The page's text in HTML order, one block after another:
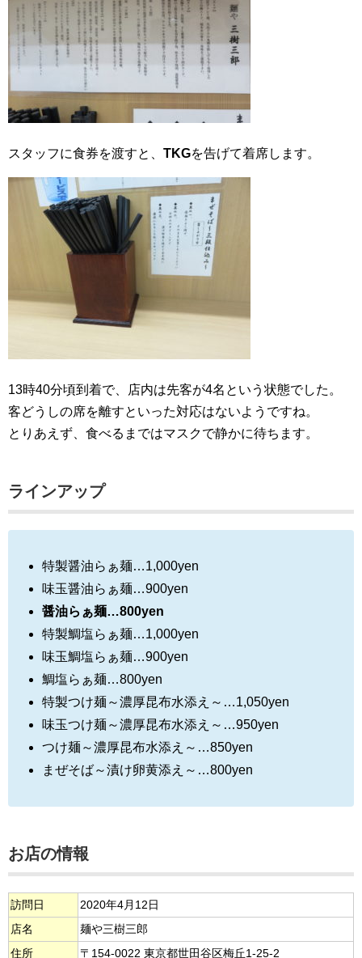
スタッフに食券を渡すと、 TKGを告げて着席します。
13時40分頃到着で、店内は先客が4名という状態でした。
客どうしの席を離すといった対応はないようですね。
とりあえず、食べるまではマスクで静かに待ちます。
ラインアップ
特製醤油らぁ麺…1,000yen
味玉醤油らぁ麺…900yen
醤油らぁ麺…800yen
特製鯛塩らぁ麺…1,000yen
味玉鯛塩らぁ麺…900yen
鯛塩らぁ麺…800yen
特製つけ麺～濃厚昆布水添え～…1,050yen
味玉つけ麺～濃厚昆布水添え～…950yen
つけ麺～濃厚昆布水添え～…850yen
まぜそば～漬け卵黄添え～…800yen
お店の情報
訪問日
2020年4月12日
店名
麺や三樹三郎
住所
〒154-0022 東京都世田谷区梅丘1-25-2